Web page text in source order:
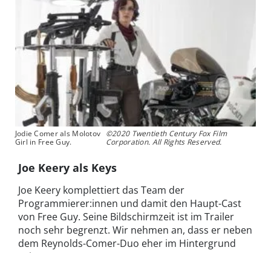
Jodie Comer als Molotov
Girl in Free Guy.
©2020 Twentieth Century Fox Film
Corporation. All Rights Reserved.
Joe Keery als Keys
Joe Keery komplettiert das Team der
Programmierer:innen und damit den Haupt-Cast
von Free Guy. Seine Bildschirmzeit ist im Trailer
noch sehr begrenzt. Wir nehmen an, dass er neben
dem Reynolds-Comer-Duo eher im Hintergrund